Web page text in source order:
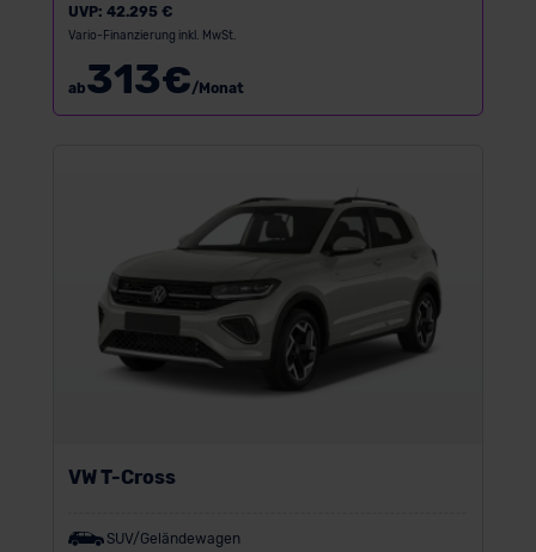
UVP: 42.295 €
Vario-Finanzierung inkl. MwSt.
ab313€/Monat
VW T-Cross
SUV/Geländewagen